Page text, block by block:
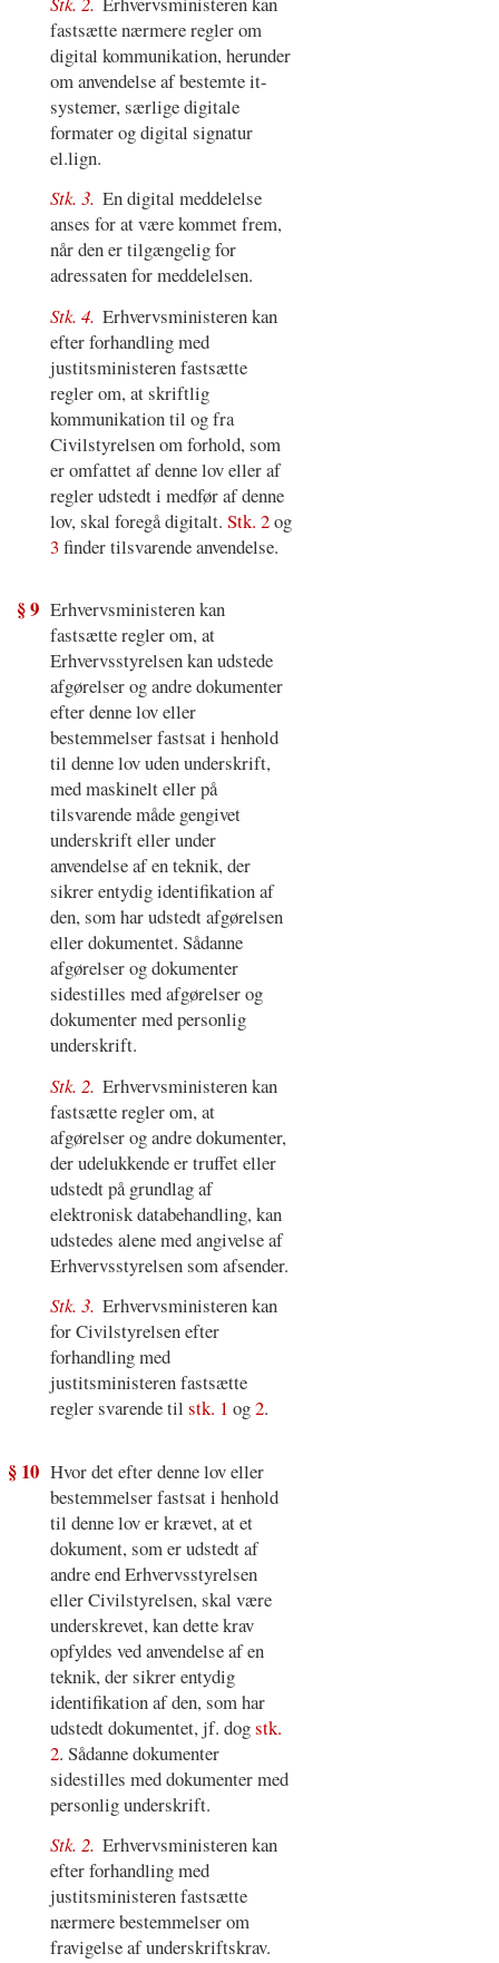
fastsætte nærmere regler om
digital kommunikation, herunder
om anvendelse af bestemte it-
systemer, særlige digitale
formater og digital signatur
el.lign.
Stk. 3. En digital meddelelse
anses for at være kommet frem,
når den er tilgængelig for
adressaten for meddelelsen.
Stk. 4. Erhvervsministeren kan
efter forhandling med
justitsministeren fastsætte
regler om, at skriftlig
kommunikation til og fra
Civilstyrelsen om forhold, som
er omfattet af denne lov eller af
regler udstedt i medfør af denne
lov, skal foregå digitalt. Stk. 2og
3finder tilsvarende anvendelse.
§ 9 Erhvervsministeren kan
fastsætte regler om, at
Erhvervsstyrelsen kan udstede
afgørelser og andre dokumenter
efter denne lov eller
bestemmelser fastsat i henhold
til denne lov uden underskrift,
med maskinelt eller på
tilsvarende måde gengivet
underskrift eller under
anvendelse af en teknik, der
sikrer entydig identifikation af
den, som har udstedt afgørelsen
eller dokumentet. Sådanne
afgørelser og dokumenter
sidestilles med afgørelser og
dokumenter med personlig
underskrift.
Stk. 2. Erhvervsministeren kan
fastsætte regler om, at
afgørelser og andre dokumenter,
der udelukkende er truffet eller
udstedt på grundlag af
elektronisk databehandling, kan
udstedes alene med angivelse af
Erhvervsstyrelsen som afsender.
Stk. 3. Erhvervsministeren kan
for Civilstyrelsen efter
forhandling med
justitsministeren fastsætte
regler svarende til stk. 1 og2.
§ 10 Hvor det efter denne lov eller
bestemmelser fastsat i henhold
til denne lov er krævet, at et
dokument, som er udstedt af
andre end Erhvervsstyrelsen
eller Civilstyrelsen, skal være
underskrevet, kan dette krav
opfyldes ved anvendelse af en
teknik, der sikrer entydig
identifikation af den, som har
udstedt dokumentet, jf. dogstk.
2. Sådanne dokumenter
sidestilles med dokumenter med
personlig underskrift.
Stk. 2. Erhvervsministeren kan
efter forhandling med
justitsministeren fastsætte
nærmere bestemmelser om
fravigelse af underskriftskrav.